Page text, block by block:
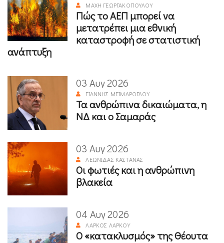
ΜΆΧΗ ΓΕΩΡΓΑΚΟΠΟΎΛΟΥ
Πώς το ΑΕΠ μπορεί να
μετατρέπει μια εθνική
καταστροφή σε στατιστική
ανάπτυξη
03 Αυγ 2026
ΓΙΆΝΝΗΣ ΜΕΪΜΆΡΟΓΛΟΥ
Τα ανθρώπινα δικαιώματα, η
ΝΔ και ο Σαμαράς
03 Αυγ 2026
ΛΕΩΝΊΔΑΣ ΚΑΣΤΑΝΆΣ
Οι φωτιές και η ανθρώπινη
βλακεία
04 Αυγ 2026
ΛΆΡΚΟΣ ΛΆΡΚΟΥ
Ο «κατακλυσμός» της Θέουτα